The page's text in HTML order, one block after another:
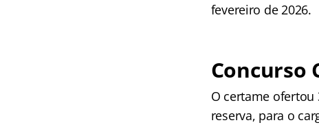
fevereiro de 2026.
Concurso
O certame ofertou
reserva, para o